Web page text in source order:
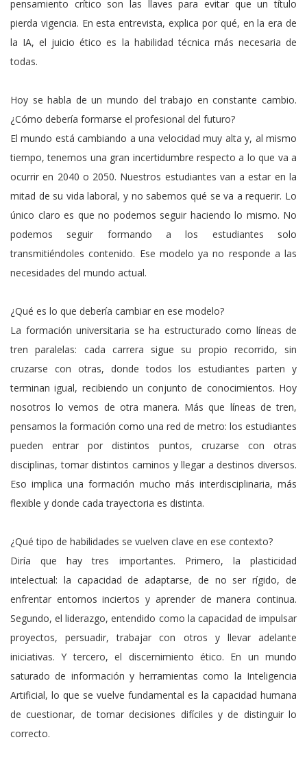
pensamiento crítico son las llaves para evitar que un título
pierda vigencia. En esta entrevista, explica por qué, en la era de
la IA, el juicio ético es la habilidad técnica más necesaria de
todas.
Hoy se habla de un mundo del trabajo en constante cambio.
¿Cómo debería formarse el profesional del futuro?
El mundo está cambiando a una velocidad muy alta y, al mismo
tiempo, tenemos una gran incertidumbre respecto a lo que va a
ocurrir en 2040 o 2050. Nuestros estudiantes van a estar en la
mitad de su vida laboral, y no sabemos qué se va a requerir. Lo
único claro es que no podemos seguir haciendo lo mismo. No
podemos seguir formando a los estudiantes solo
transmitiéndoles contenido. Ese modelo ya no responde a las
necesidades del mundo actual.
¿Qué es lo que debería cambiar en ese modelo?
La formación universitaria se ha estructurado como líneas de
tren paralelas: cada carrera sigue su propio recorrido, sin
cruzarse con otras, donde todos los estudiantes parten y
terminan igual, recibiendo un conjunto de conocimientos. Hoy
nosotros lo vemos de otra manera. Más que líneas de tren,
pensamos la formación como una red de metro: los estudiantes
pueden entrar por distintos puntos, cruzarse con otras
disciplinas, tomar distintos caminos y llegar a destinos diversos.
Eso implica una formación mucho más interdisciplinaria, más
flexible y donde cada trayectoria es distinta.
¿Qué tipo de habilidades se vuelven clave en ese contexto?
Diría que hay tres importantes. Primero, la plasticidad
intelectual: la capacidad de adaptarse, de no ser rígido, de
enfrentar entornos inciertos y aprender de manera continua.
Segundo, el liderazgo, entendido como la capacidad de impulsar
proyectos, persuadir, trabajar con otros y llevar adelante
iniciativas. Y tercero, el discernimiento ético. En un mundo
saturado de información y herramientas como la Inteligencia
Artificial, lo que se vuelve fundamental es la capacidad humana
de cuestionar, de tomar decisiones difíciles y de distinguir lo
correcto.